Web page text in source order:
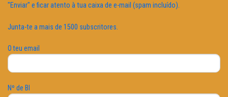
"Enviar" e ficar atento à tua caixa de e-mail (spam incluído).
Junta-te a mais de 1500 subscritores.
O teu email
Nº de BI